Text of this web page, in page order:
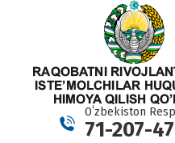
Oʻzbekiston
71-207-
QOʻMITA HAQIDA FAOLIYAT